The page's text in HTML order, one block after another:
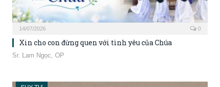
14/07/2026 0
Xin cho con đừng quen với tình yêu của Chúa
Sr. Lam Ngọc, OP